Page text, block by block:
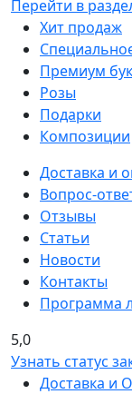
Перейти в
Хит продаж
Премиум
Розы
Подарки
Композиции
Доставка и
Вопрос-
Отзывы
Статьи
Новости
Контакты
Программа
5,0
Узнать статус
Доставка и